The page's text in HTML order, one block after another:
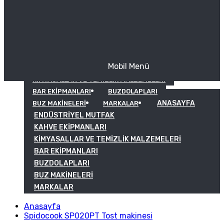
KIMYASALLAR VE TEMIZLIK MALZEMELERI
BAR EKIPMANLARI
BUZDOLAPLARI
BUZ MAKINELERI
MARKALAR
Mobil Menü
ANASAYFA
ENDÜSTRIYEL MUTFAK
KAHVE EKIPMANLARI
KIMYASALLAR VE TEMIZLIK MALZEMELERI
BAR EKIPMANLARI
BUZDOLAPLARI
BUZ MAKINELERI
MARKALAR
Anasayfa
Spidocook SP020PT Tost makinesi